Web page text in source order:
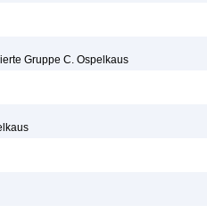
Gruppe C. Ospelkaus